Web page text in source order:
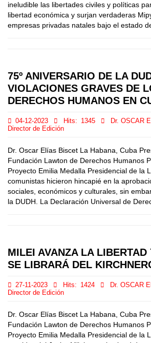
ineludible las libertades civiles y políticas
libertad económica y surjan verdaderas
empresas privadas natales bajo el estado
75º ANIVERSARIO DE LA
VIOLACIONES GRAVES DE
DERECHOS HUMANOS EN
04-12-2023 Hits: 1345
Dr. OSCAR
Director de Edición
Dr. Oscar Elías Biscet La Habana, Cuba
Fundación Lawton de Derechos Humanos
Proyecto Emilia Medalla Presidencial de
comunistas hicieron hincapié en la
sociales, económicos y culturales, sin
la DUDH. La Declaración Universal de
MILEI AVANZA LA LIBERTAD
SE LIBRARÁ DEL
27-11-2023 Hits: 1424
Dr. OSCAR
Director de Edición
Dr. Oscar Elías Biscet La Habana, Cuba
Fundación Lawton de Derechos Humanos
Proyecto Emilia Medalla Presidencial de la